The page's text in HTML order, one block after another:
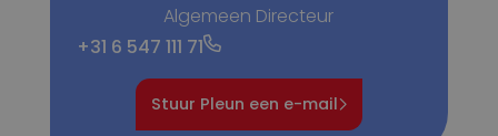
Algemeen Directeur
+31 6 547 111 71
Stuur Pleun een e-mail